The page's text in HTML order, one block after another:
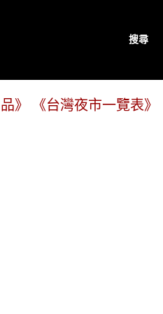
搜尋
》 《台灣夜市一覽表》